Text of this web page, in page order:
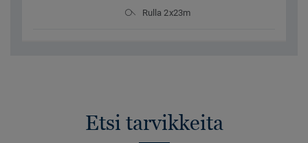
Rulla 2x23m
Etsi tarvikkeita